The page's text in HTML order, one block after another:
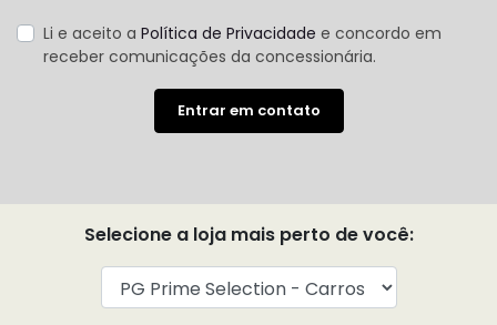
Li e aceito a Política de Privacidade e concordo em
receber comunicações da concessionária.
Entrar em contato
Selecione a loja mais perto de você: